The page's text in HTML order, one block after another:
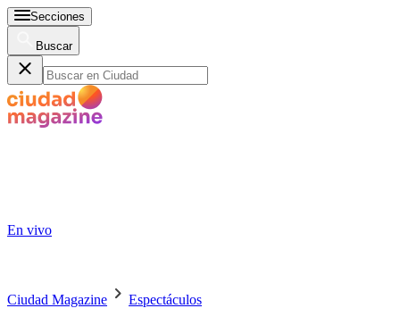
Secciones
Buscar
En vivo
Ciudad Magazine Espectáculos